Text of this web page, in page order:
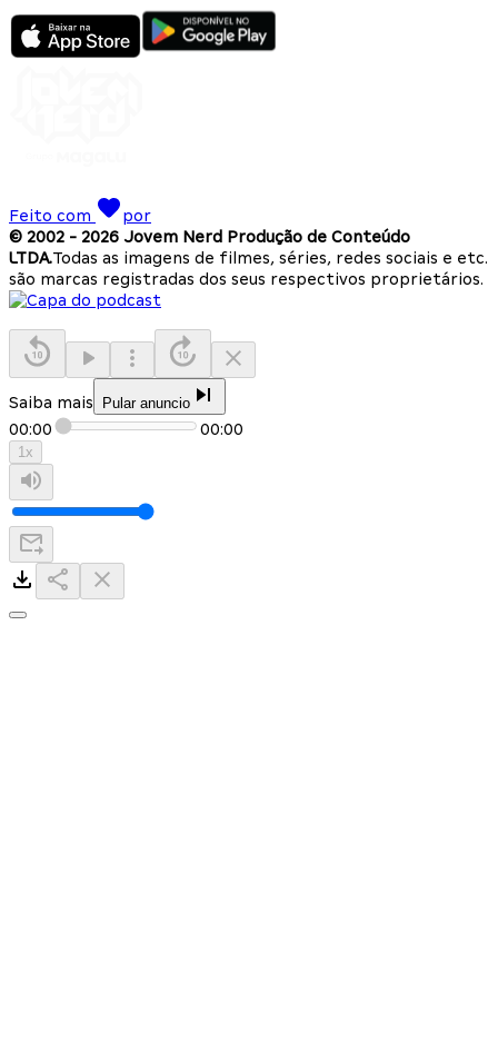
Feito com
por
© 2002 - 2026 Jovem Nerd Produção de Conteúdo
LTDA.Todas as imagens de filmes, séries, redes sociais e etc.
são marcas registradas dos seus respectivos proprietários.
Saiba mais Pular anuncio
00:00 00:00
1x